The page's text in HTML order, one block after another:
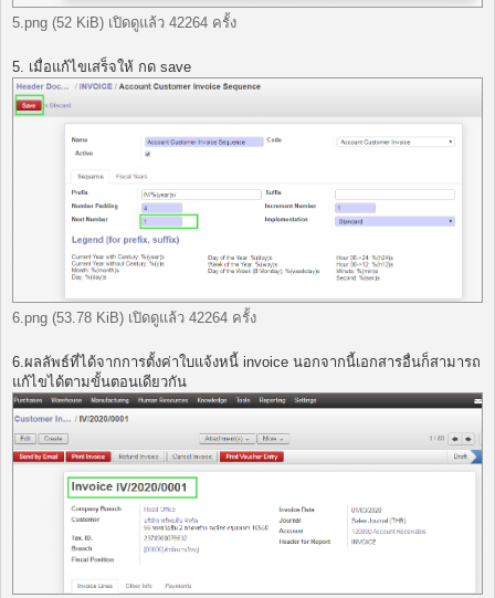
5.png (52 KiB) เปิดดูแล้ว 42264 ครั้ง
5. เมื่อแก้ไขเสร็จให้ กด save
6.png (53.78 KiB) เปิดดูแล้ว 42264 ครั้ง
ุ6.ผลลัพธ์ที่ได้จากการตั้งค่าใบแจ้งหนี้ invoice นอกจากนี้เอกสารอื่นก็สามารถ
แก้ไขได้ตามขั้นตอนเดียวกัน